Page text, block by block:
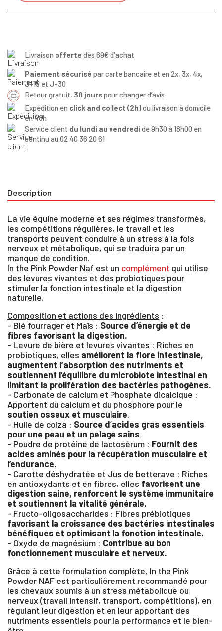
Livraison offerte dès 69€ d'achat
Paiement sécurisé par carte bancaire et en 2x, 3x, 4x,
J+15 et J+30
Retour gratuit, 30 jourspour changer d’avis
Expédition en click and collect (2h)ou livraison à domicile
en 48h
Service client du lundi au vendredi de 9h30 à 18h00 en
continu au 02 40 36 20 61
Description
La vie équine moderne et ses régimes transformés,
les compétitions régulières, le travail et les
transports peuvent conduire à un stress à la fois
nerveux et métabolique, qui se traduira par un
manque de condition.
In the Pink Powder Naf est un complément qui utilise
des levures vivantes et des probiotiques pour
stimuler la fonction intestinale et la digestion
naturelle.
Composition et actions des ingrédients :
- Blé fourrager et Maïs : Source d’énergie et de
fibres favorisant la digestion.
- Levure de bière et levures vivantes : Riches en
probiotiques, elles améliorent la flore intestinale,
augmentent l’absorption des nutriments et
soutiennent l’équilibre du microbiote intestinal en
limitant la prolifération des bactéries pathogènes.
- Carbonate de calcium et Phosphate dicalcique :
Apportent du calcium et du phosphore pour le
soutien osseux et musculaire.
- Huile de colza : Source d’acides gras essentiels
pour une peau et un pelage sains.
- Poudre de protéine de lactosérum : Fournit des
acides aminés pour la récupération musculaire et
l’endurance.
- Carotte déshydratée et Jus de betterave : Riches
en antioxydants et en fibres, elles favorisent une
digestion saine, renforcent le système immunitaire
et soutiennent la vitalité générale.
- Fructo-oligosaccharides : Fibres prébiotiques
favorisant la croissance des bactéries intestinales
bénéfiques et optimisant la fonction intestinale.
- Oxyde de magnésium : Contribue au bon
fonctionnement musculaire et nerveux.
Grâce à cette formulation complète, In the Pink
Powder NAF est particulièrement recommandé pour
les chevaux soumis à un stress métabolique ou
nerveux (travail intensif, transport, compétitions), en
régulant leur digestion et en leur apportant des
nutriments essentiels pour la performance et le bien-
×